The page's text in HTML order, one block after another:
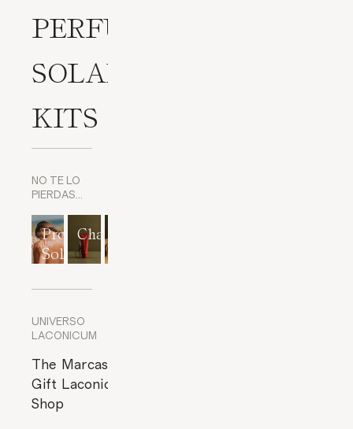
PERFUMES
SOLARES
KITS
NO TE LO
PIERDAS…
Protección
Solar
Champús
UNIVERSO
LACONICUM
The
Gift
Shop
Marcas
Laconicum